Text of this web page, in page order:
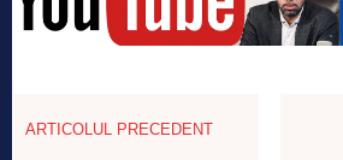
ARTICOLUL PRECEDENT